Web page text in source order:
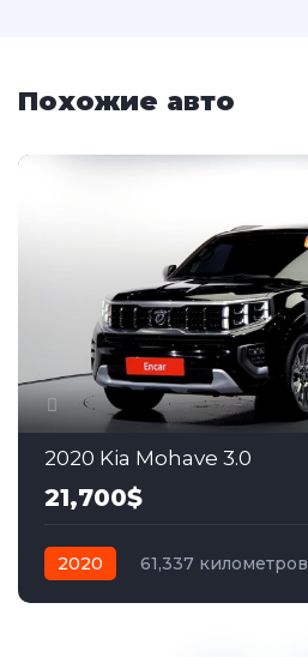
Похожие авто
2020 Kia Mohave 3.0
21,700$
2020 61,337 километров